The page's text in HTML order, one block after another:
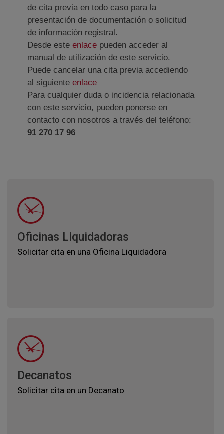
de cita previa en todo caso para la
presentación de documentación o solicitud
de información registral.
Desde este enlace Ventana nueva
pueden acceder al
manual de utilización de este servicio.
Puede cancelar una cita previa accediendo
al siguiente enlace
Para cualquier duda o incidencia relacionada
con este servicio, pueden ponerse en
contacto con nosotros a través del teléfono:
91 270 17 96
Oficinas Liquidadoras
Solicitar cita en una Oficina Liquidadora
Decanatos
Solicitar cita en un Decanato